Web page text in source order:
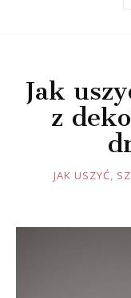
Jak
z
JOULE
JAK USZYĆ,